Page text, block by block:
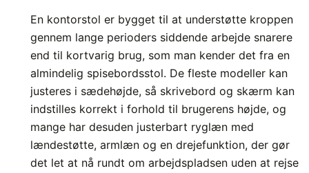
En kontorstol er bygget til at understøtte kroppen
gennem lange perioders siddende arbejde snarere
end til kortvarig brug, som man kender det fra en
almindelig spisebordsstol. De fleste modeller kan
justeres i sædehøjde, så skrivebord og skærm kan
indstilles korrekt i forhold til brugerens højde, og
mange har desuden justerbart ryglæn med
lændestøtte, armlæn og en drejefunktion, der gør
det let at nå rundt om arbejdspladsen uden at rejse